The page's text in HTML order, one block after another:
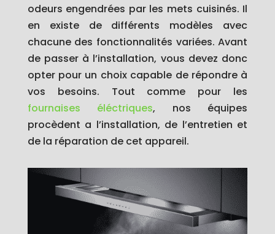
odeurs engendrées par les mets cuisinés. Il
en existe de différents modèles avec
chacune des fonctionnalités variées. Avant
de passer à l’installation, vous devez donc
opter pour un choix capable de répondre à
vos besoins. Tout comme pour les
fournaises éléctriques, nos équipes
procèdent a l’installation, de l’entretien et
de la réparation de cet appareil.